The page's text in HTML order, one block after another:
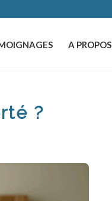
A PROPOS
?